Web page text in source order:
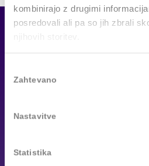
kombinirajo z drugimi
posredovali ali pa so jih zbrali
soglasja
Zahtevano
Nastavitve
Statistika
Za podjetja
Reference
Za kandidate
Prosta delovna mesta